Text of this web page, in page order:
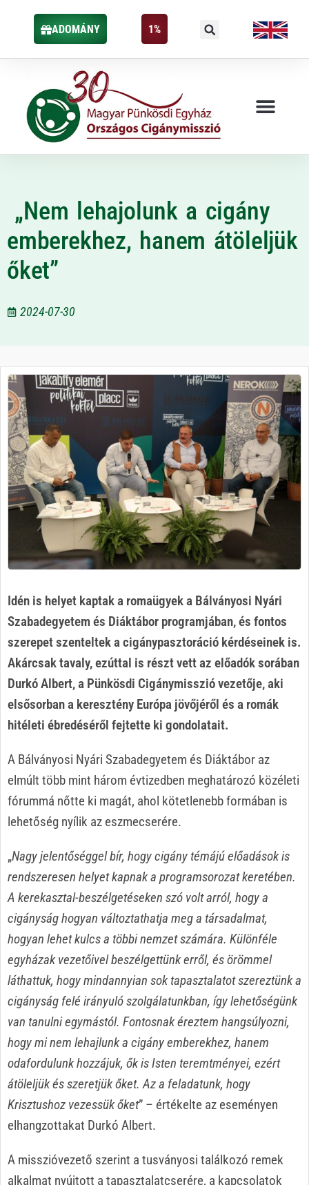
ADOMÁNY 1%
„Nem lehajolunk a cigány
emberekhez, hanem átöleljük
őket”
2024-07-30
Idén is helyet kaptak a romaügyek a Bálványosi Nyári
Szabadegyetem és Diáktábor programjában, és fontos
szerepet szenteltek a cigánypasztoráció kérdéseinek is.
Akárcsak tavaly, ezúttal is részt vett az előadók sorában
Durkó Albert, a Pünkösdi Cigánymisszió vezetője, aki
elsősorban a keresztény Európa jövőjéről és a romák
hitéleti ébredéséről fejtette ki gondolatait.
A Bálványosi Nyári Szabadegyetem és Diáktábor az
elmúlt több mint három évtizedben meghatározó közéleti
fórummá nőtte ki magát, ahol kötetlenebb formában is
lehetőség nyílik az eszmecserére.
„Nagy jelentőséggel bír, hogy cigány témájú előadások is
rendszeresen helyet kapnak a programsorozat keretében.
A kerekasztal-beszélgetéseken szó volt arról, hogy a
cigányság hogyan változtathatja meg a társadalmat,
hogyan lehet kulcs a többi nemzet számára. Különféle
egyházak vezetőivel beszélgettünk erről, és örömmel
láthattuk, hogy mindannyian sok tapasztalatot szereztünk a
cigányság felé irányuló szolgálatunkban, így lehetőségünk
van tanulni egymástól. Fontosnak éreztem hangsúlyozni,
hogy mi nem lehajlunk a cigány emberekhez, hanem
odafordulunk hozzájuk, ők is Isten teremtményei, ezért
átöleljük és szeretjük őket. Az a feladatunk, hogy
Krisztushoz vezessük őket” – értékelte az eseményen
elhangzottakat Durkó Albert.
A misszióvezető szerint a tusványosi találkozó remek
alkalmat nyújtott a tapasztalatcserére, a kapcsolatok